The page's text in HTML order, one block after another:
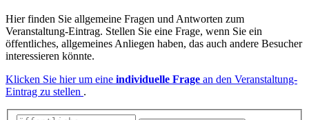
Hier finden Sie allgemeine Fragen und Antworten zum
Veranstaltung-Eintrag. Stellen Sie eine Frage, wenn Sie ein
öffentliches, allgemeines Anliegen haben, das auch andere Besucher
interessieren könnte.
Klicken Sie hier um eine individuelle Frage an den Veranstaltung-
Eintrag zu stellen .